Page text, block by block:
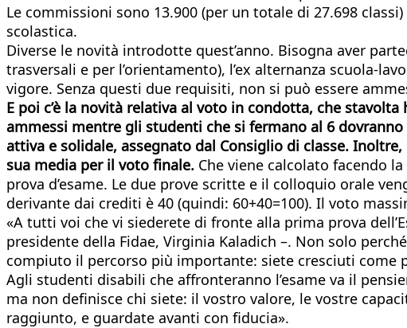
Le commissioni sono 13.900 (per un totale di 27.698
scolastica.
Diverse le novità introdotte quest’anno. Bisogna aver
trasversali e per l’orientamento), l’ex alternanza scuola-
vigore. Senza questi due requisiti, non si può essere
E poi c’è la novità relativa al voto in condotta, che
ammessi mentre gli studenti che si fermano al 6
attiva e solidale, assegnato dal Consiglio di classe.
sua media per il voto finale. Che viene calcolato facendo
prova d’esame. Le due prove scritte e il colloquio orale
derivante dai crediti è 40 (quindi: 60+40=100). Il voto
«A tutti voi che vi siederete di fronte alla prima prova
presidente della Fidae, Virginia Kaladich –. Non solo
compiuto il percorso più importante: siete cresciuti come
Agli studenti disabili che affronteranno l’esame va il
ma non definisce chi siete: il vostro valore, le vostre
raggiunto, e guardate avanti con fiducia».